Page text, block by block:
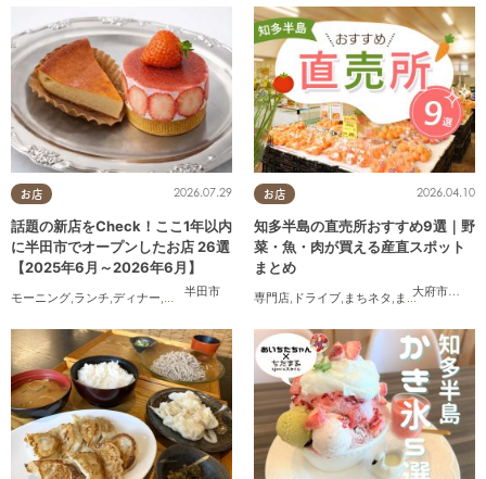
お店
半田市
2026.07.29
話題の新店をCheck！ここ1年以内
に半田市でオープンしたお店 26選
【2025年6月～2026年6月】
モーニング ランチ ディナー アルコール ラーメン,パン,カフェ スイーツ テイクアウト
お店
大府市
,知多
2026.04.10
知多半島の直売所おすすめ9選｜野
菜・魚・肉が買える産直スポット
まとめ
専門店 ドライブ まちネタ まとめ記事 ,夫婦